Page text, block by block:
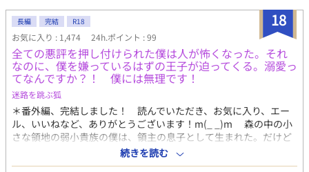
義兄を密かに思うフェレルは、婚約者をあてがわれて絶望した。
捨てられる恐怖に、ヴァルグードへの依存をより強くする。 褥
教育で辱めを受け、淫乱だと罵られる。 勉強部屋に拘束され鞭
で叩かれ、吊るされたまま放置され絶望していたところ、ヴァル
グードがやってきて無理矢理犯され、苦痛に泣き叫ぶ。 淫乱な
フェレルにはぴったりな約割だとヴァルグードの男妾という役目
を貰い、無能な自分も義兄の役に立てるのだと、喜んで役目を全
うする。 男妾とは名ばかりの性奴隷生活だった。 異常なまで
にフェレルに執着するヴァルグードに、閉じ込められ人間の尊厳
を奪われて、家畜以下に落とされ、義兄専用の性具として調教さ
れて、苦痛を伴う暴力的な快楽に溺れ、心も体も壊されていく。
ヴァルグードの謀略で国王が殺され、義兄が王になる戴冠式で
18
長編 完結 R18
お気に入り : 1,474 24h.ポイント : 99
全ての悪評を押し付けられた僕は人が怖くなった。それ
なのに、僕を嫌っているはずの王子が迫ってくる。溺愛っ
てなんですか？！ 僕には無理です！
迷路を跳ぶ狐
＊番外編、完結しました！ 読んでいただき、お気に入り、エー
ル、いいねなど、ありがとうございます！m(_ _)m 森の中の小
さな領地の弱小貴族の僕は、領主の息子として生まれた。だけど
両親は可愛い兄弟たちに夢中で、いつも邪魔者扱いされていた。
なんとか認められたくて、魔法や剣技、領地経営なんかも学ん
続きを読む